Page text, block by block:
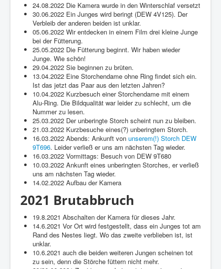
24.08.2022 Die Kamera wurde in den Winterschlaf versetzt
30.06.2022 Ein Junges wird beringt (DEW 4V125). Der
Verbleib der anderen beiden ist unklar.
05.06.2022 Wir entdecken in einem Film drei kleine Junge
bei der Fütterung.
25.05.2022 Die Fütterung beginnt. Wir haben wieder
Junge. Wie schön!
29.04.2022 Sie beginnen zu brüten.
13.04.2022 Eine Storchendame ohne Ring findet sich ein.
Ist das jetzt das Paar aus den letzten Jahren?
10.04.2022 Kurzbesuch einer Storchendame mit einem
Alu-Ring. Die Bildqualität war leider zu schlecht, um die
Nummer zu lesen.
25.03.2022 Der unberingte Storch scheint nun zu bleiben.
21.03.2022 Kurzbesuche eines(?) unberingtem Storch.
16.03.2022 Abends: Ankunft von unserem(!) Storch DEW
9T696. Leider verließ er uns am nächsten Tag wieder.
16.03.2022 Vormittags: Besuch von DEW 9T680
10.03.2022 Ankunft eines unberingten Storches, er verließ
uns am nächsten Tag wieder.
14.02.2022 Aufbau der Kamera
2021 Brutabbruch
19.8.2021 Abschalten der Kamera für dieses Jahr.
14.6.2021 Vor Ort wird festgestellt, dass ein Junges tot am
Rand des Nestes liegt. Wo das zweite verblieben ist, ist
unklar.
10.6.2021 auch die beiden weiteren Jungen scheinen tot
zu sein, denn die Störche füttern nicht mehr.